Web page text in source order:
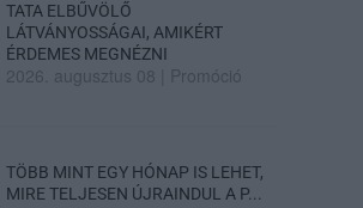
TATA ELBŰVÖLŐ
LÁTVÁNYOSSÁGAI, AMIKÉRT
ÉRDEMES MEGNÉZNI
2026. augusztus 08 Promóció
TÖBB MINT EGY HÓNAP IS LEHET,
MIRE TELJESEN ÚJRAINDUL A P...